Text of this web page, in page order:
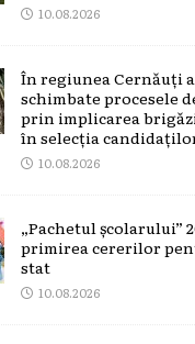
10.08.2026
În regiunea Cernăuți
schimbate procesele
prin implicarea
în selecția
10.08.2026
„Pachetul școlarului”
primirea cererilor
stat
10.08.2026